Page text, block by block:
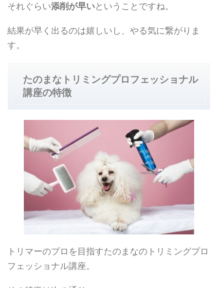
それぐらい添削が早いということですね。
結果が早く出るのは嬉しいし、やる気に繋がりま
す。
たのまなトリミングプロフェッショナル
講座の特徴
トリマーのプロを目指すたのまなのトリミングプロ
フェッショナル講座。